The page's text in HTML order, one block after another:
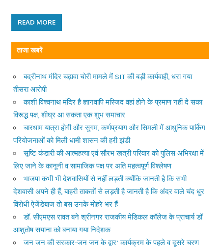
READ MORE
ताजा खबरें
बद्रीनाथ मंदिर चढ़ावा चोरी मामले में SIT की बड़ी कार्यवाही, धरा गया
तीसरा आरोपी
काशी विश्वनाथ मंदिर है ज्ञानवापि मस्जिद वहां होने के प्रमाण नहीं दे सका
विरूद्ध पक्ष, शीघ्र आ सकता एक शुभ समाचार
चारधाम यात्रा होगी और सुगम, कर्णप्रयाग और सिमली में आधुनिक पार्किंग
परियोजनाओं को मिली धामी शासन की हरी झंडी
सृष्टि कंडारी की आत्महत्या एवं सौरभ खत्री परिवार को पुलिस अभिरक्षा में
लिए जाने के कानूनी व सामाजिक पक्ष पर अति महत्वपूर्ण विश्लेषण
भाजपा कभी भी देशवासियों से नहीं लड़ती क्योंकि जानती है कि सभी
देशवासी अपने ही हैं, बाहरी ताकतों से लड़ती है जानती है कि अंदर वाले चंद धुर
विरोधी ऐजेंडेबाज तो बस उनके मोहरे भर हैं
डॉ. सीएमएस रावत बने श्रीनगर राजकीय मेडिकल कॉलेज के प्राचार्य डॉ
आशुतोष सयाना को बनाया गया निदेशक
जन जन की सरकार-जन जन के द्वार’ कार्यक्रम के पहले व दूसरे चरण